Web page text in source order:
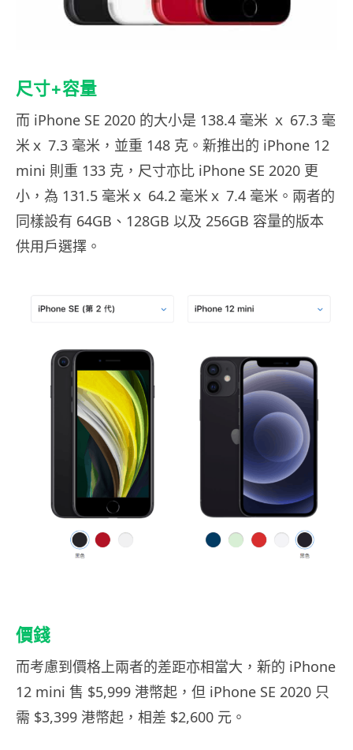
尺寸+容量
而 iPhone SE 2020 的大小是 138.4 毫米 ｘ 67.3 毫
米ｘ 7.3 毫米，並重 148 克。新推出的 iPhone 12
mini 則重 133 克，尺寸亦比 iPhone SE 2020 更
小，為 131.5 毫米ｘ 64.2 毫米ｘ 7.4 毫米。兩者的
同樣設有 64GB、128GB 以及 256GB 容量的版本
供用戶選擇。
價錢
而考慮到價格上兩者的差距亦相當大，新的 iPhone
12 mini 售 $5,999 港幣起，但 iPhone SE 2020 只
需 $3,399 港幣起，相差 $2,600 元。